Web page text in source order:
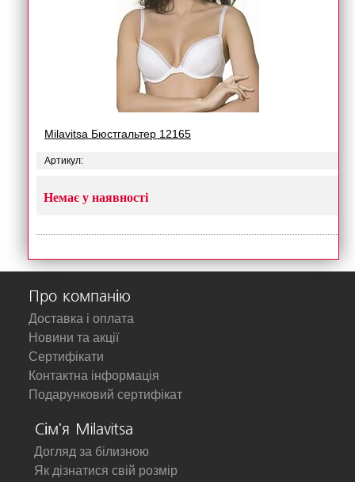
Milavitsa Бюстгальтер 12165
Артикул:
Немає у наявності
Про компанію
Доставка і оплата
Новини та акції
Сертифікати
Контактна інформація
Подарунковий сертифікат
Сім'я Milavitsa
Догляд за білизною
Як дізнатися свій розмір